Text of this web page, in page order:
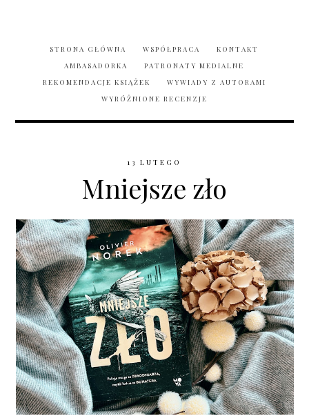
STRONA GŁÓWNA WSPÓŁPRACA
KONTAKT
AMBASADORKA
PATRONATY MEDIALNE
REKOMENDACJE KSIĄŻEK
WYWIADY Z AUTORAMI
WYRÓŻNIONE RECENZJE
13 LUTEGO
Mniejsze zło